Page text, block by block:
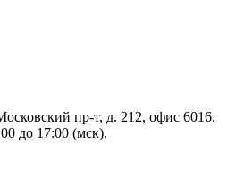
пр-т, д. 212, офис 6016.
до 17:00 (мск).